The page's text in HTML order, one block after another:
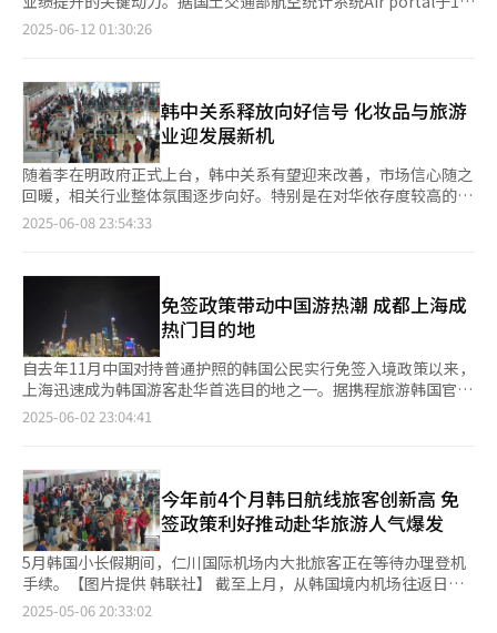
已自去年11月起对韩国试行单方面免签政策。 韩国政府也自今年
第三季度起对中国团体游客实行免签入境政策，乐天与新罗两大免
费。乐天免税店正在与入境旅行社合作，开发结合购物与旅游的多
样化产品，包括美妆课堂、韩流内容体验等，并计划在核心商圈推
出互动体验内容。 新罗免税店则通过与中国当地办事处协作，积
极吸引MICE（会议、奖励旅游、会展、活动）及高附加值团体游
客。举措包括设立大型LED欢迎屏、提供Gold Pass贵宾礼包、举
办团体专属活动与展示空间、扩充中国游客喜爱的品牌商品，同时
提供本地定制化服务。新罗免税店还启用拥有多国粉丝的K-POP男
团B1A4出身歌手兼演员郑振永为宣传大使，扩大在华市场影响
加，相关营销力度也会随之加强。”
期赴韩中国游客数量也有望持续增长。今年第一季度入境韩国的中
国游客达108万人次，同比增加约10%。 航空公司因此把中国市场
度，中国市场在大韩航空整体营收中占比达9%，较去年同期上升1
个百分点；在韩亚航空中占比为8%，上升3个百分点。 大韩航空
已经把今年夏季中国航线的每周航班数量提升至195班，恢复至疫
前水平的90%左右。去年年底开通的仁川至福州航线也已从每周3
班增至每周4班，以满足不断增长的需求。 韩亚航空则重新开通仁
川飞往重庆和成都的航线，并把大连和延吉航线的航班分别增至每
周10班和8班。此外，仁川至长春航线增至每周9班，长沙航线则
为每周5班。 在韩国本土廉价航空公司（LCC）中，中国航线占比
海航线增至每周9班，计划自7月1日起进一步增至每周10班。 真航
空则把青岛航线的免费托运行李额度从15公斤上调至23公斤。易
斯达航空上月起开通清州和大邱飞往延吉的航线，每周各3班，同
时仁川至武汉航线每周也运营3班。 航空业内人士表示，近来“限
韩令”松绑的消息频繁传出，如果中韩关系得以改善，不仅航班上
座率会明显上升，赴韩中国游客数量也会增加，对航空公司而言无
疑是一个新的盈利机遇。
日发布的数据，今年五月中韩航班客流量达147万人次，环比增长
量已恢复至2019年5月新冠疫情前（156万人次）的94.5%，但与
韩国部署萨德反导系统前（175万人次）相比，仅恢复至84.1%。
业界指出，中国航班相较于日本、东南亚、欧洲及美洲航班恢复速
度较慢，从而显现出更大的市场潜力。 自去年11月中国对韩国公
民实施免签入境政策后，韩国游客赴华旅游需求迅速增加。今年1
月至4月中韩航班累计客流量达487万人次，同比增长23%。在
对“限韩令”解除的期待下，韩国期待来韩中国游客的复苏，第一
季度入境韩国的中国游客达108万人次，同比增长10%。 在韩国市
航司收益的重要突破口。第一季度大韩航空中韩航班营收占比提升
1个百分点至9%，韩亚航空占比亦增长3个百分点至8%。大韩航
空已将今年夏天中韩航班量增至每周195班，达疫情前的90%，韩
亚航空也重启了重庆、成都航线，并增加了大连、延吉等航班次
数。此外，低成本航空公司也通过新开航线与服务升级争夺市场，
济州航空七月起将每周开通金浦至中国台湾高雄三次航线，真航空
则将青岛航线的免费托运行李额度从15公斤提升至23公斤。 业界
人士表示，随着中韩关系改善预期升温，航班客座率也保持稳定增
点。
2025-06-12 01:30:26
韩中关系释放向好信号 化妆品与旅游
业迎发展新机
随着李在明政府正式上台，韩中关系有望迎来改善，市场信心随之
回暖，相关行业整体氛围逐步向好。特别是在对华依存度较高的流
通行业中，化妆品、旅游和免税店等板块被视为最有可能率先受益
明曾明确表示，将把中国视为在经济合作与地区和平方面都具有重
要影响力的国家，今后将致力于实现韩中关系的稳定与可持续发
渐显现复苏迹象。随着韩中关系改善的预期不断增强，依赖中国市
场的企业普遍获得看好。LG生活健康、爱茉莉太平洋集团和新罗
酒店等，成为代表性受益企业，相关板块的复苏势头也持续增强。
近年来，尽管LG生活健康和爱茉莉太平洋集团因中国消费者信心
低迷而业绩承压，但中国市场仍是两家企业的大收入来源。LG生
入，通过举办大型新品发布及品牌推广活动，不断巩固其在中华圈
的市场影响力。 韩国证券业界普遍预测，随着中国内需逐步复
苏，LG生活健康和爱茉莉太平洋集团将成为主要受益者，预计其
业绩将从下半年开始逐步回升。 随着韩中两国间人员往来逐渐回
暖，旅游及免税行业也高度期待两国关系的改善。免税行业方面，
新罗酒店的复苏预期持续升温。业内普遍预测，若下半年中国团体
游客数量显著回升，该公司占总销售额83.7%的免税业务将迎来明
显改善。 旅游行业方面，去年11月中国政府对韩国公民开放最长
2025-06-08 23:54:33
免签政策带动中国游热潮 成都上海成
热门目的地
自去年11月中国对持普通护照的韩国公民实行免签入境政策以来，
上海迅速成为韩国游客赴华首选目的地之一。据携程旅游韩国官网
2日消息，在5月1日至6日的黄金周连休期间，上海一度跻身机票
可轻松往返的“夜间短途游”新宠。东方明珠、外滩夜景及豫园等
标志性景点吸引了大量韩国游客。大韩民国临时政府旧址与上海迪
士尼乐园也成为游客行程中的重要一站。部分景区周边的餐厅还专
门配备了韩文菜单，以方便韩国游客就餐。 除上海外，四川省成
都市的热度也不断攀升。据携程旅游韩国官网数据显示，今年第一
季度成都的机票预订量同比增长达83%。作为大熊猫的故乡，成都
拥有大熊猫保护区、地道川菜、传统茶馆文化以及现代潮流商业空
间等多元旅游资源，展现出独特魅力。 成都是联合国教科文组织
2025-06-02 23:04:41
今年前4个月韩日航线旅客创新高 免
签政策利好推动赴华旅游人气爆发
5月韩国小长假期间，仁川国际机场内大批旅客正在等待办理登机
手续。【图片提供 韩联社】 截至上月，从韩国境内机场往返日本
的旅客人数已达900万人次，创下同期历史最高水平。在免签政策
2025-05-06 20:33:02